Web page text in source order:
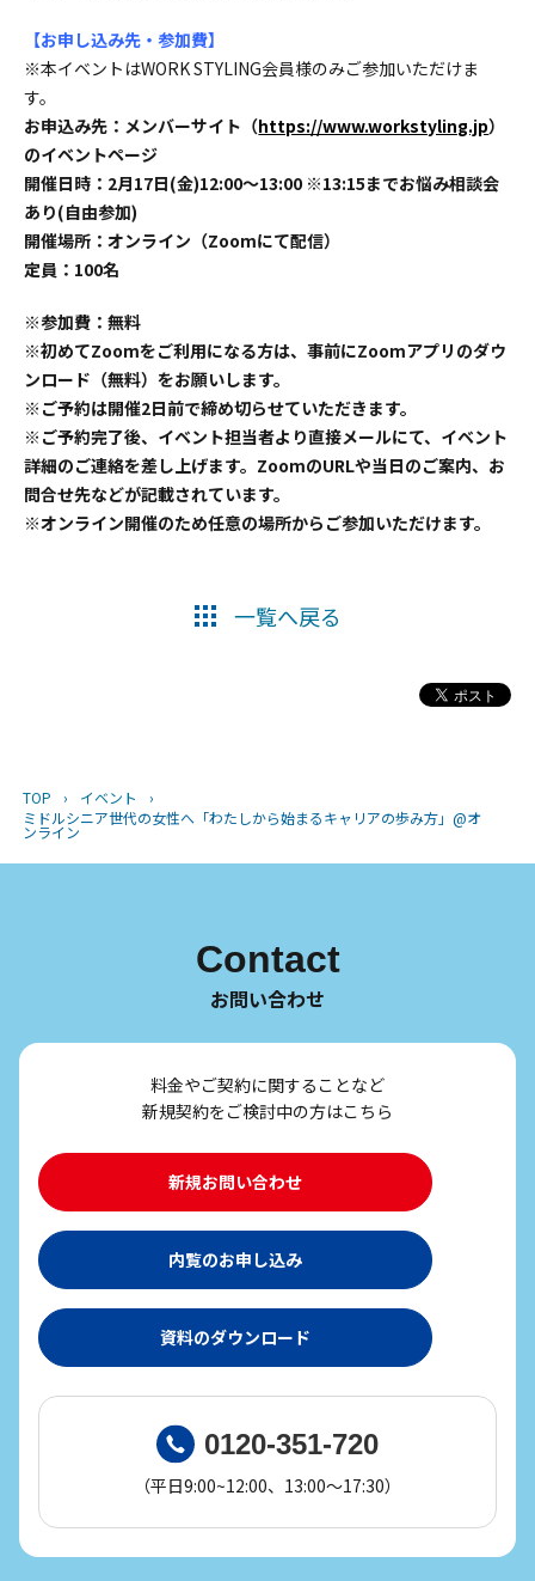
【お申し込み先・参加費】
※本イベントはWORK STYLING会員様のみご参加いただけま
す。
お申込み先：メンバーサイト（https://www.workstyling.jp）
のイベントページ
開催日時：2月17日(金)12:00〜13:00 ※13:15までお悩み相談会
あり(自由参加)
開催場所：オンライン（Zoomにて配信）
定員：100名
※参加費：無料
※初めてZoomをご利用になる方は、事前にZoomアプリのダウ
ンロード（無料）をお願いします。
※ご予約は開催2日前で締め切らせていただきます。
※ご予約完了後、イベント担当者より直接メールにて、イベント
詳細のご連絡を差し上げます。ZoomのURLや当日のご案内、お
問合せ先などが記載されています。
※オンライン開催のため任意の場所からご参加いただけます。
一覧へ戻る
TOP › イベント
›
ミドルシニア世代の女性へ「わたしから始まるキャリアの歩み方」@オ
ンライン
Contact
お問い合わせ
料金やご契約に関することなど
新規契約をご検討中の方はこちら
新規お問い合わせ
内覧のお申し込み
資料のダウンロード
0120-351-720
（平日9:00~12:00、13:00～17:30）